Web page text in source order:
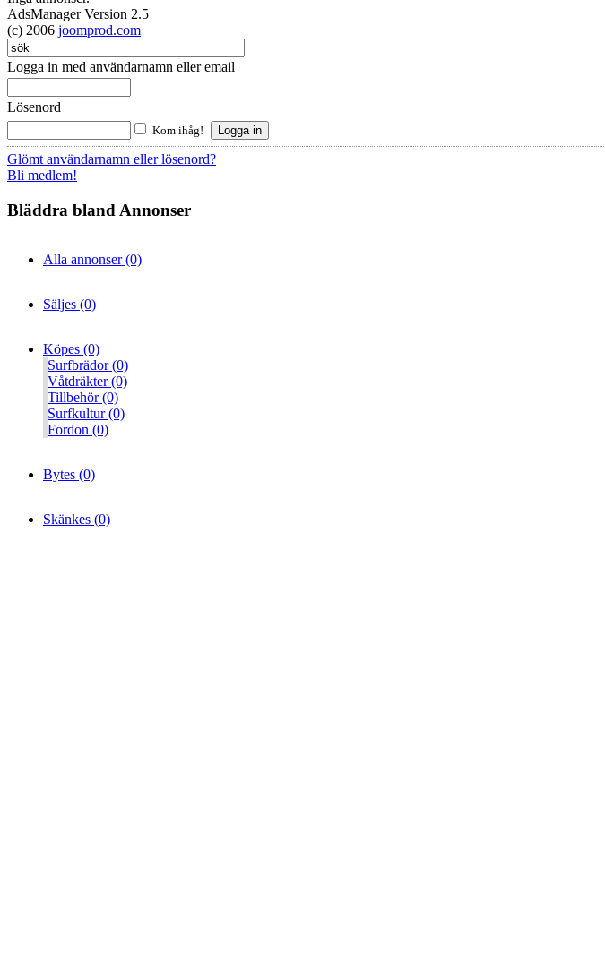
AdsManager Version 2.5
(c) 2006 joomprod.com
Logga in med användarnamn eller email
Lösenord
Kom ihåg!
Glömt användarnamn eller lösenord?
Bli medlem!
Bläddra bland Annonser
Alla annonser (0)
Säljes (0)
Köpes (0)
Surfbrädor (0)
Våtdräkter (0)
Tillbehör (0)
Surfkultur (0)
Fordon (0)
Bytes (0)
Skänkes (0)